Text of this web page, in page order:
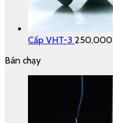
Cấp VHT-3 250,000
Bán chạy